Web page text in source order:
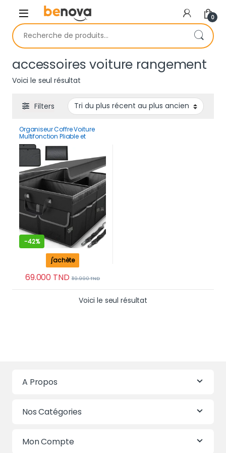
Skip to navigation
Skip to content
0
Recherche pour :
accessoires voiture rangement
Voici le seul résultat
Filters
Organiseur Coffre Voiture
Multifonction Pliable et
Renforcé Pour Rangement
Robuste Avec Poignées &
Poches
-42%
69.000 TND 119.990TND
j'achète
Voici le seul résultat
A Propos
Nos Catégories
Mon Compte